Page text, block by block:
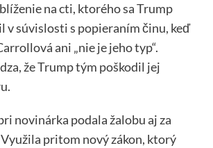
na cti, ktorého sa Trump
v súvislosti s popieraním činu, keď
ani „nie je jeho typ“.
že Trump tým poškodil jej
novinárka podala žalobu aj za
pritom nový zákon, ktorý